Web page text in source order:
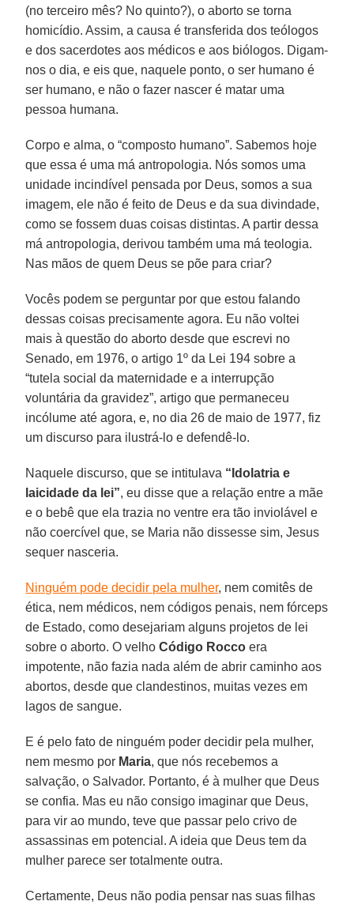
(no terceiro mês? No quinto?), o aborto se torna
homicídio. Assim, a causa é transferida dos teólogos
e dos sacerdotes aos médicos e aos biólogos. Digam-
nos o dia, e eis que, naquele ponto, o ser humano é
ser humano, e não o fazer nascer é matar uma
pessoa humana.
Corpo e alma, o “composto humano”. Sabemos hoje
que essa é uma má antropologia. Nós somos uma
unidade incindível pensada por Deus, somos a sua
imagem, ele não é feito de Deus e da sua divindade,
como se fossem duas coisas distintas. A partir dessa
má antropologia, derivou também uma má teologia.
Nas mãos de quem Deus se põe para criar?
Vocês podem se perguntar por que estou falando
dessas coisas precisamente agora. Eu não voltei
mais à questão do aborto desde que escrevi no
Senado, em 1976, o artigo 1º da Lei 194 sobre a
“tutela social da maternidade e a interrupção
voluntária da gravidez”, artigo que permaneceu
incólume até agora, e, no dia 26 de maio de 1977, fiz
um discurso para ilustrá-lo e defendê-lo.
Naquele discurso, que se intitulava “Idolatria e
laicidade da lei”, eu disse que a relação entre a mãe
e o bebê que ela trazia no ventre era tão inviolável e
não coercível que, se Maria não dissesse sim, Jesus
sequer nasceria.
Ninguém pode decidir pela mulher, nem comitês de
ética, nem médicos, nem códigos penais, nem fórceps
de Estado, como desejariam alguns projetos de lei
sobre o aborto. O velhoCódigo Rocco era
impotente, não fazia nada além de abrir caminho aos
abortos, desde que clandestinos, muitas vezes em
lagos de sangue.
E é pelo fato de ninguém poder decidir pela mulher,
nem mesmo por Maria, que nós recebemos a
salvação, o Salvador. Portanto, é à mulher que Deus
se confia. Mas eu não consigo imaginar que Deus,
para vir ao mundo, teve que passar pelo crivo de
assassinas em potencial. A ideia que Deus tem da
mulher parece ser totalmente outra.
Certamente, Deus não podia pensar nas suas filhas